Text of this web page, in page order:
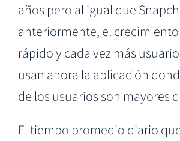
años pero al igual que
anteriormente, el
rápido y cada vez más
usan ahora la aplicación
de los usuarios son mayores
El tiempo promedio diario